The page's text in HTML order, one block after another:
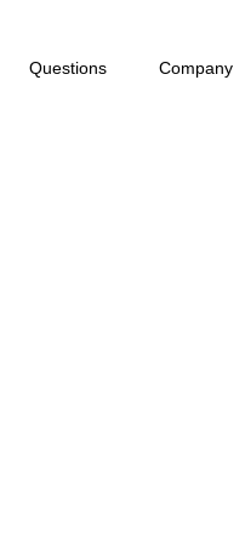
Questions Company